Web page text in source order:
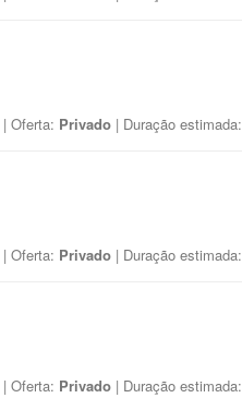
| Oferta: Privado | Duração estimada:
| Oferta: Privado | Duração estimada:
| Oferta: Privado | Duração estimada: